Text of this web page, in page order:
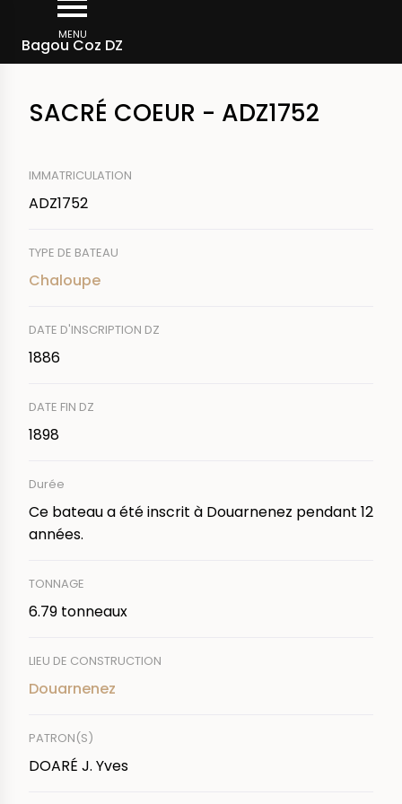
contenu
MENU
Bagou Coz DZ
d'Ariane
Rechercher un bateau
SACRÉ COEUR - ADZ1752
IMMATRICULATION
ADZ1752
TYPE DE BATEAU
Chaloupe
DATE D'INSCRIPTION DZ
1886
DATE FIN DZ
1898
Durée
Ce bateau a été inscrit à Douarnenez pendant 12
années.
TONNAGE
6.79 tonneaux
LIEU DE CONSTRUCTION
Douarnenez
PATRON(S)
DOARÉ J. Yves